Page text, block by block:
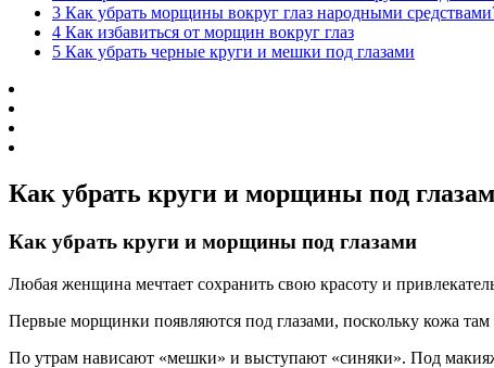
3 Как убрать морщины вокруг глаз народными
4 Как избавиться от морщин вокруг глаз
5 Как убрать черные круги и мешки под глазами
Как убрать круги и морщины под
Как убрать круги и морщины под глазами
Любая женщина мечтает сохранить свою красоту и
Первые морщинки появляются под глазами, поскольку кожа там
По утрам нависают «мешки» и выступают «синяки». Под